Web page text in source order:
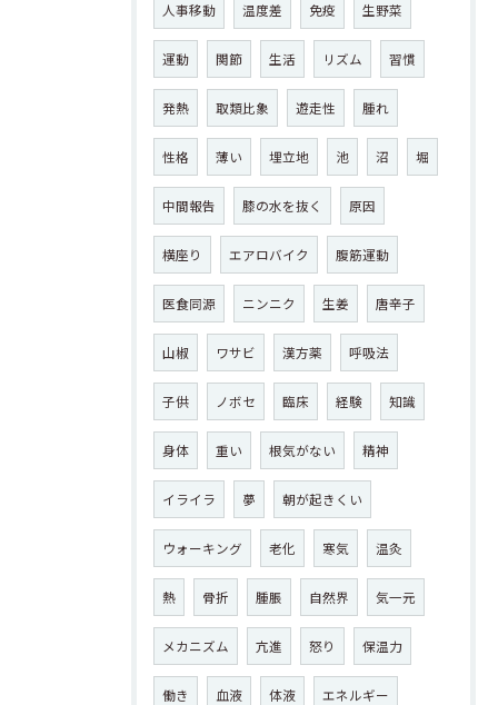
人事移動 温度差 免疫 生野菜
運動 関節 生活 リズム 習慣
発熱 取類比象 遊走性 腫れ
性格 薄い 埋立地 池 沼 堀
中間報告 膝の水を抜く 原因
横座り エアロバイク 腹筋運動
医食同源 ニンニク 生姜 唐辛子
山椒 ワサビ 漢方薬 呼吸法
子供 ノボセ 臨床 経験 知識
身体 重い 根気がない 精神
イライラ 夢 朝が起きくい
ウォーキング 老化 寒気 温灸
熱 骨折 腫脹 自然界 気一元
メカニズム 亢進 怒り 保温力
働き 血液 体液 エネルギー